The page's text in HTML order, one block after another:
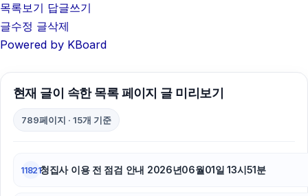
목록보기 답글쓰기
글수정 글삭제
Powered by KBoard
현재 글이 속한 목록 페이지 글 미리보기
789페이지 · 15개 기준
11821청집사 이용 전 점검 안내 2026년06월01일 13시51분